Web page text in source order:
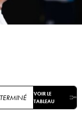
VOIR LE
TABLEAU